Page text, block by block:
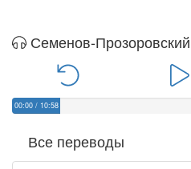
Семенов-Прозоровский
00:00 / 10:58
Все переводы